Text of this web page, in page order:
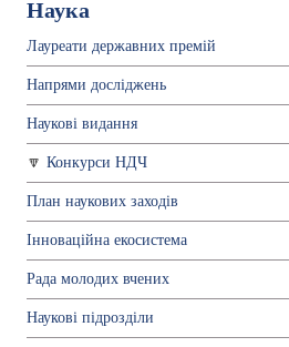
Наука
Лауреати державних премій
Напрями досліджень
Наукові видання
Конкурси НДЧ
План наукових заходів
Інноваційна екосистема
Рада молодих вчених
Наукові підрозділи